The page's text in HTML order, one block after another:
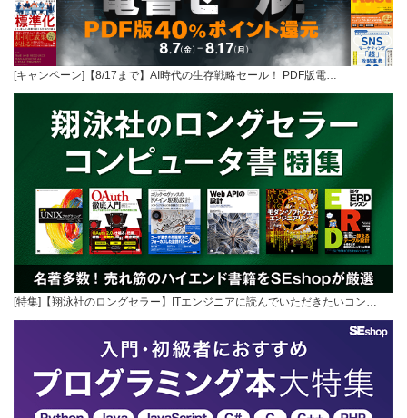
[キャンペーン]【8/17まで】AI時代の生存戦略セール！ PDF版電…
[特集]【翔泳社のロングセラー】ITエンジニアに読んでいただきたいコン…